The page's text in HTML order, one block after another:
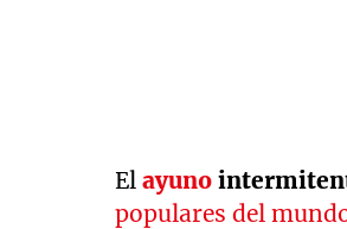
Elayuno
populares del